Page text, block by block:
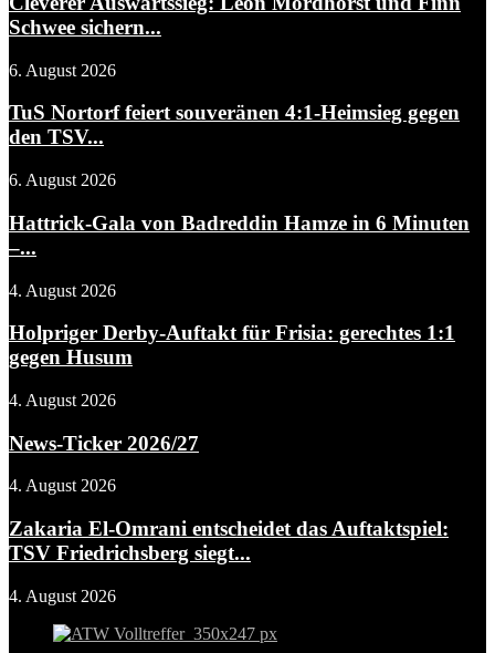
Schwee sichern...
6. August 2026
TuS Nortorf feiert souveränen 4:1-Heimsieg gegen
den TSV...
6. August 2026
Hattrick-Gala von Badreddin Hamze in 6 Minuten
–...
4. August 2026
Holpriger Derby-Auftakt für Frisia: gerechtes 1:1
gegen Husum
4. August 2026
News-Ticker 2026/27
4. August 2026
Zakaria El-Omrani entscheidet das Auftaktspiel:
TSV Friedrichsberg siegt...
4. August 2026